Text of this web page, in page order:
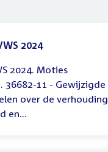
2024
2024. Moties
36682-11 - Gewijzigde
over de verhouding
en...